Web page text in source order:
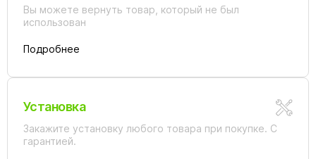
Вы можете вернуть товар, который не был
использован
Подробнее
Установка
Закажите установку любого товара при покупке. С
гарантией.